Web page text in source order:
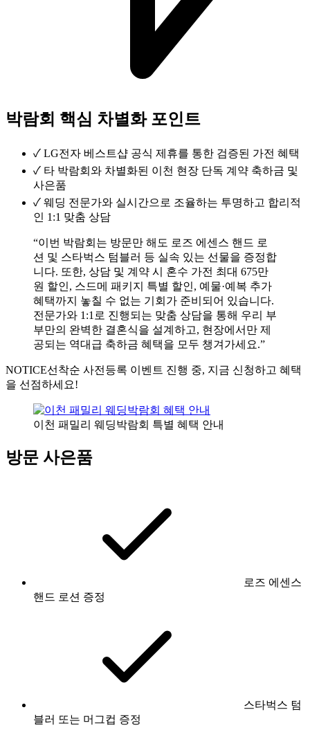
박람회 핵심 차별화 포인트
✓ LG전자 베스트샵 공식 제휴를 통한 검증된 가전 혜택
✓ 타 박람회와 차별화된 이천 현장 단독 계약 축하금 및
사은품
✓ 웨딩 전문가와 실시간으로 조율하는 투명하고 합리적
인 1:1 맞춤 상담
“이번 박람회는 방문만 해도 로즈 에센스 핸드 로
션 및 스타벅스 텀블러 등 실속 있는 선물을 증정합
니다. 또한, 상담 및 계약 시 혼수 가전 최대 675만
원 할인, 스드메 패키지 특별 할인, 예물·예복 추가
혜택까지 놓칠 수 없는 기회가 준비되어 있습니다.
전문가와 1:1로 진행되는 맞춤 상담을 통해 우리 부
부만의 완벽한 결혼식을 설계하고, 현장에서만 제
공되는 역대급 축하금 혜택을 모두 챙겨가세요.”
NOTICE선착순 사전등록 이벤트 진행 중, 지금 신청하고 혜택
을 선점하세요!
이천 패밀리 웨딩박람회 특별 혜택 안내
방문 사은품
로즈 에센스
핸드 로션 증정
스타벅스 텀
블러 또는 머그컵 증정